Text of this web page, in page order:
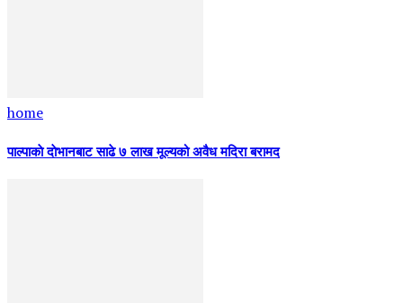
home
पाल्पाकाे दाेभानबाट साढे ७ लाख मूल्यको अवैध मदिरा बरामद